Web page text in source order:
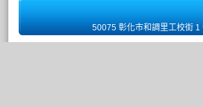
50075 彰化市和調里工校街 1